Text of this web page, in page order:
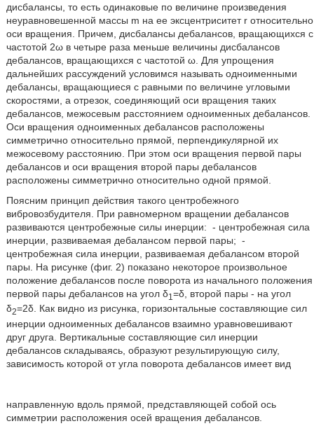
дисбалансы, то есть одинаковые по величине произведения
неуравновешенной массы m на ее эксцентриситет r относительно
оси вращения. Причем, дисбалансы дебалансов, вращающихся с
частотой 2ω в четыре раза меньше величины дисбалансов
дебалансов, вращающихся с частотой ω. Для упрощения
дальнейших рассуждений условимся называть одноименными
дебалансы, вращающиеся с равными по величине угловыми
скоростями, а отрезок, соединяющий оси вращения таких
дебалансов, межосевым расстоянием одноименных дебалансов.
Оси вращения одноименных дебалансов расположены
симметрично относительно прямой, перпендикулярной их
межосевому расстоянию. При этом оси вращения первой пары
дебалансов и оси вращения второй пары дебалансов
расположены симметрично относительно одной прямой.
Поясним принцип действия такого центробежного
вибровозбудителя. При равномерном вращении дебалансов
развиваются центробежные силы инерции: - центробежная сила
инерции, развиваемая дебалансом первой пары; -
центробежная сила инерции, развиваемая дебалансом второй
пары. На рисунке (фиг. 2) показано некоторое произвольное
положение дебалансов после поворота из начального положения
первой пары дебалансов на угол δ1 =δ, второй пары - на угол
δ2=2δ. Как видно из рисунка, горизонтальные составляющие сил
инерции одноименных дебалансов взаимно уравновешивают
друг друга. Вертикальные составляющие сил инерции
дебалансов складываясь, образуют результирующую силу,
зависимость которой от угла поворота дебалансов имеет вид
направленную вдоль прямой, представляющей собой ось
симметрии расположения осей вращения дебалансов.